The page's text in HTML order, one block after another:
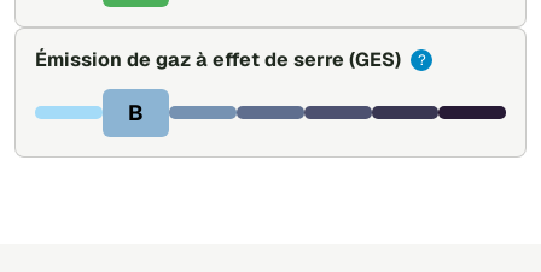
Émission de gaz à effet de serre (GES) ?
B